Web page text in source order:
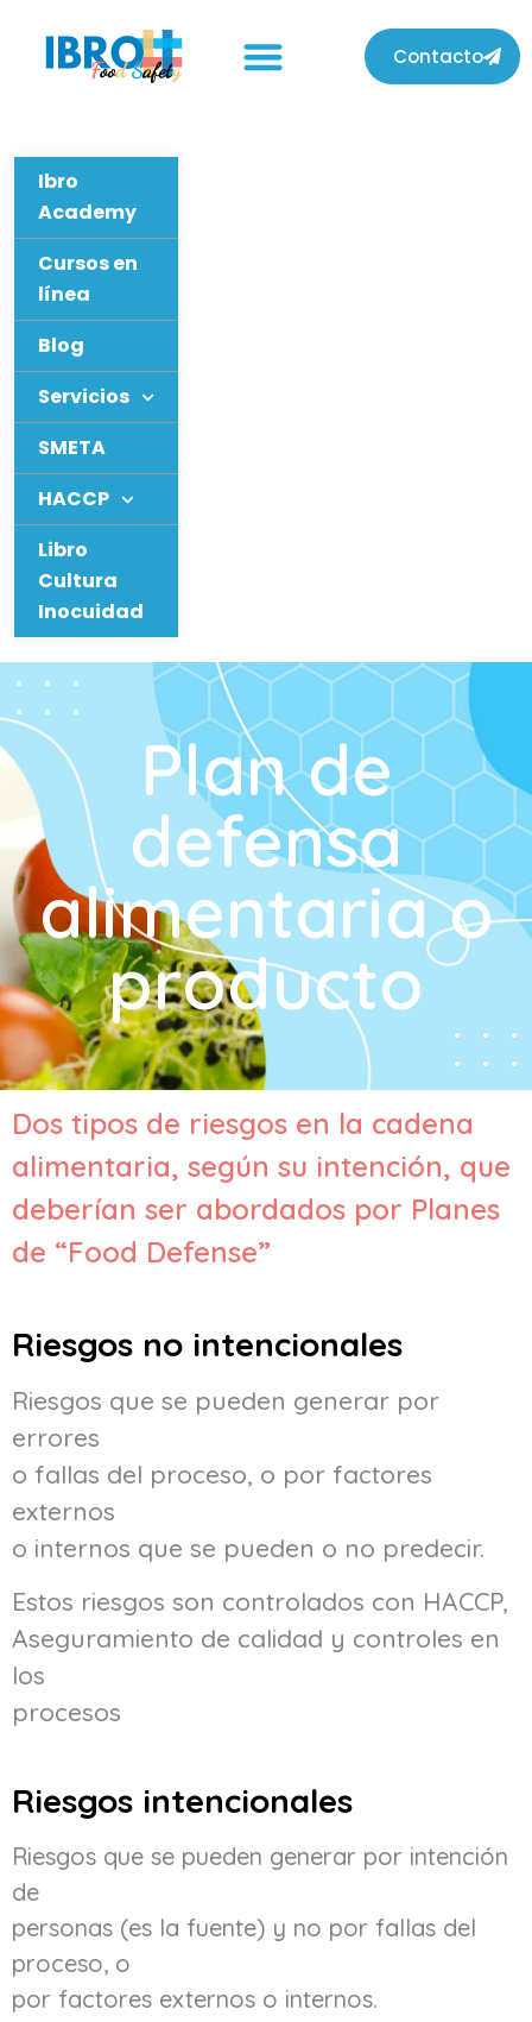
Contacto
Ibro
Academy
Cursos en
línea
Blog
Servicios
SMETA
HACCP
Libro
Cultura
Inocuidad
Plan de
defensa
alimentaria o
producto
Dos tipos de riesgos en la cadena
alimentaria, según su intención, que
deberían ser abordados por Planes
de “Food Defense”
Riesgos no intencionales
Riesgos que se pueden generar por
errores
o fallas del proceso, o por factores
externos
o internos que se pueden o no predecir.
Estos riesgos son controlados con HACCP,
Aseguramiento de calidad y controles en
los
procesos
Riesgos intencionales
Riesgos que se pueden generar por intención
de
personas (es la fuente) y no por fallas del
proceso, o
por factores externos o internos.